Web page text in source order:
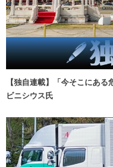
【独自連載】「今そこにあ
ビニシウス氏